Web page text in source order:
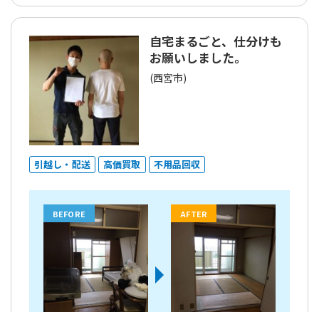
自宅まるごと、仕分けも
お願いしました。
(西宮市)
引越し・配送 高価買取 不用品回収
BEFORE AFTER